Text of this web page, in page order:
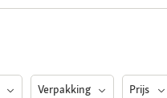
Verpakking Prijs